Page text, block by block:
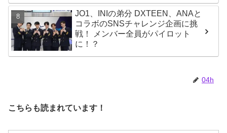
に爆笑
JO1、INIの弟分 DXTEEN、ANAと
コラボのSNSチャレンジ企画に挑
戦！ メンバー全員がパイロット
に！？
04h
こちらも読まれています！